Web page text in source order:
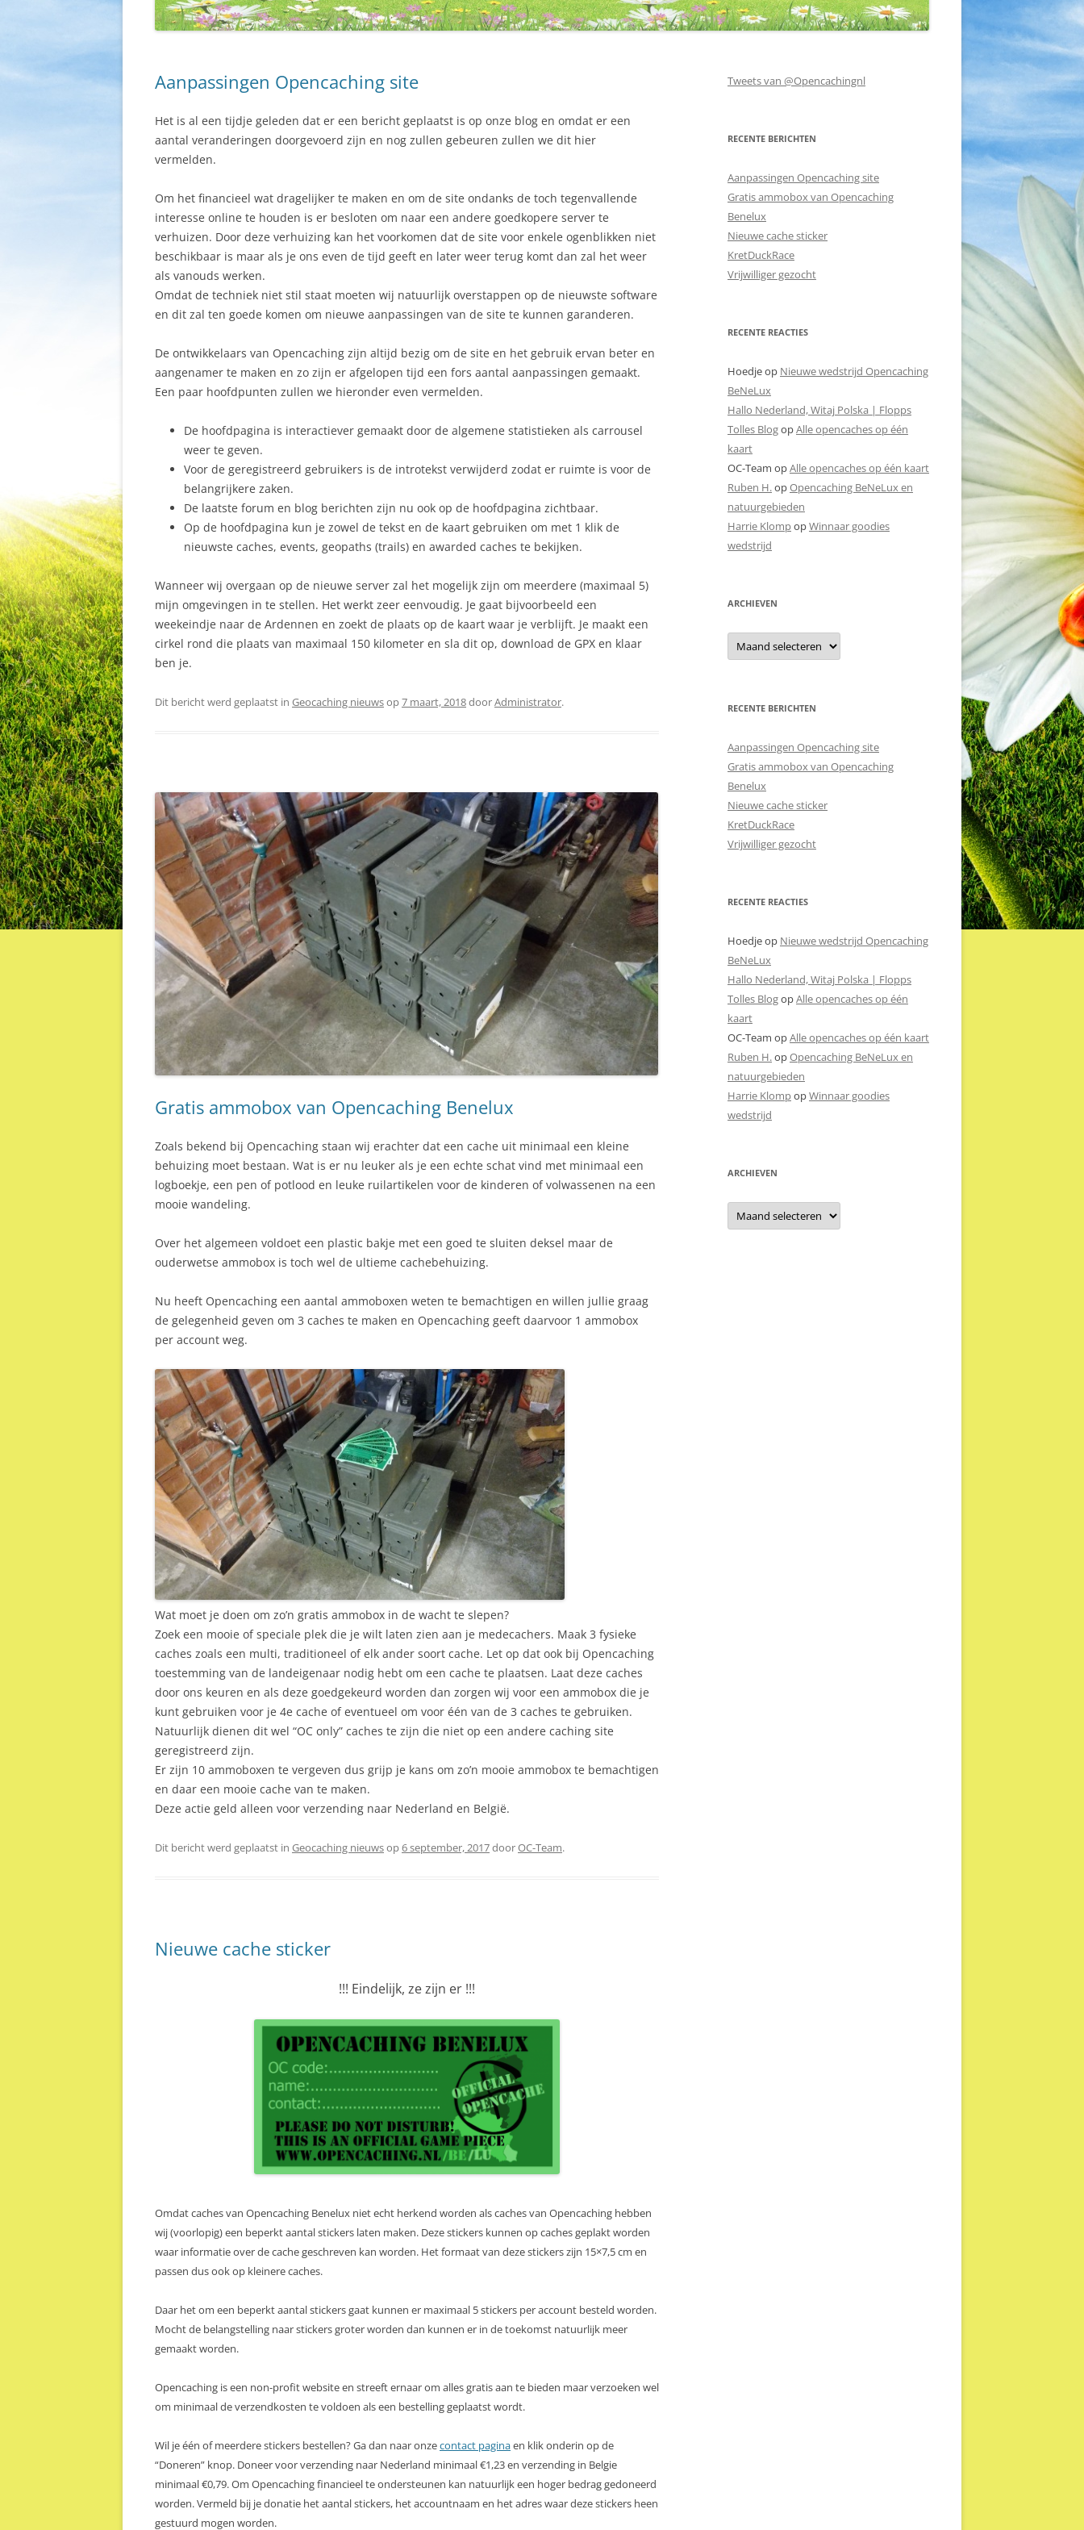
Aanpassingen Opencaching site
Het is al een tijdje geleden dat er een bericht geplaatst is op onze blog en omdat er een
aantal veranderingen doorgevoerd zijn en nog zullen gebeuren zullen we dit hier
vermelden.
Om het financieel wat dragelijker te maken en om de site ondanks de toch tegenvallende
interesse online te houden is er besloten om naar een andere goedkopere server te
verhuizen. Door deze verhuizing kan het voorkomen dat de site voor enkele ogenblikken niet
beschikbaar is maar als je ons even de tijd geeft en later weer terug komt dan zal het weer
als vanouds werken.
Omdat de techniek niet stil staat moeten wij natuurlijk overstappen op de nieuwste software
en dit zal ten goede komen om nieuwe aanpassingen van de site te kunnen garanderen.
De ontwikkelaars van Opencaching zijn altijd bezig om de site en het gebruik ervan beter en
aangenamer te maken en zo zijn er afgelopen tijd een fors aantal aanpassingen gemaakt.
Een paar hoofdpunten zullen we hieronder even vermelden.
De hoofdpagina is interactiever gemaakt door de algemene statistieken als carrousel
weer te geven.
Voor de geregistreerd gebruikers is de introtekst verwijderd zodat er ruimte is voor de
belangrijkere zaken.
De laatste forum en blog berichten zijn nu ook op de hoofdpagina zichtbaar.
Op de hoofdpagina kun je zowel de tekst en de kaart gebruiken om met 1 klik de
nieuwste caches, events, geopaths (trails) en awarded caches te bekijken.
Wanneer wij overgaan op de nieuwe server zal het mogelijk zijn om meerdere (maximaal 5)
mijn omgevingen in te stellen. Het werkt zeer eenvoudig. Je gaat bijvoorbeeld een
weekeindje naar de Ardennen en zoekt de plaats op de kaart waar je verblijft. Je maakt een
cirkel rond die plaats van maximaal 150 kilometer en sla dit op, download de GPX en klaar
ben je.
Dit bericht werd geplaatst in Geocaching nieuwsop7 maart, 2018doorAdministrator.
Gratis ammobox van Opencaching Benelux
Zoals bekend bij Opencaching staan wij erachter dat een cache uit minimaal een kleine
behuizing moet bestaan. Wat is er nu leuker als je een echte schat vind met minimaal een
logboekje, een pen of potlood en leuke ruilartikelen voor de kinderen of volwassenen na een
mooie wandeling.
Over het algemeen voldoet een plastic bakje met een goed te sluiten deksel maar de
ouderwetse ammobox is toch wel de ultieme cachebehuizing.
Nu heeft Opencaching een aantal ammoboxen weten te bemachtigen en willen jullie graag
de gelegenheid geven om 3 caches te maken en Opencaching geeft daarvoor 1 ammobox
per account weg.
Wat moet je doen om zo’n gratis ammobox in de wacht te slepen?
Zoek een mooie of speciale plek die je wilt laten zien aan je medecachers. Maak 3 fysieke
caches zoals een multi, traditioneel of elk ander soort cache. Let op dat ook bij Opencaching
toestemming van de landeigenaar nodig hebt om een cache te plaatsen. Laat deze caches
door ons keuren en als deze goedgekeurd worden dan zorgen wij voor een ammobox die je
kunt gebruiken voor je 4e cache of eventueel om voor één van de 3 caches te gebruiken.
Natuurlijk dienen dit wel “OC only” caches te zijn die niet op een andere caching site
geregistreerd zijn.
Er zijn 10 ammoboxen te vergeven dus grijp je kans om zo’n mooie ammobox te bemachtigen
en daar een mooie cache van te maken.
Deze actie geld alleen voor verzending naar Nederland en België.
Dit bericht werd geplaatst in Geocaching nieuwsop6 september, 2017doorOC-Team.
Nieuwe cache sticker
!!! Eindelijk, ze zijn er !!!
Omdat caches van Opencaching Benelux niet echt herkend worden als caches van Opencaching hebben
wij (voorlopig) een beperkt aantal stickers laten maken. Deze stickers kunnen op caches geplakt worden
waar informatie over de cache geschreven kan worden. Het formaat van deze stickers zijn 15×7,5 cm en
passen dus ook op kleinere caches.
Daar het om een beperkt aantal stickers gaat kunnen er maximaal 5 stickers per account besteld worden.
Mocht de belangstelling naar stickers groter worden dan kunnen er in de toekomst natuurlijk meer
gemaakt worden.
Opencaching is een non-profit website en streeft ernaar om alles gratis aan te bieden maar verzoeken wel
om minimaal de verzendkosten te voldoen als een bestelling geplaatst wordt.
Wil je één of meerdere stickers bestellen? Ga dan naar onzecontact paginaen klik onderin op de
“Doneren” knop. Doneer voor verzending naar Nederland minimaal €1,23 en verzending in Belgie
minimaal €0,79. Om Opencaching financieel te ondersteunen kan natuurlijk een hoger bedrag gedoneerd
worden. Vermeld bij je donatie het aantal stickers, het accountnaam en het adres waar deze stickers heen
gestuurd mogen worden.
Tweets van @Opencachingnl
RECENTE BERICHTEN
Aanpassingen Opencaching site
Gratis ammobox van Opencaching
Benelux
Nieuwe cache sticker
KretDuckRace
Vrijwilliger gezocht
RECENTE REACTIES
Hoedjeop Nieuwe wedstrijd Opencaching
BeNeLux
Hallo Nederland, Witaj Polska | Flopps
Tolles BlogopAlle opencaches op één
kaart
OC-Team opAlle opencaches op één kaart
Ruben H.opOpencaching BeNeLux en
natuurgebieden
Harrie KlompopWinnaar goodies
wedstrijd
ARCHIEVEN
Archieven
RECENTE BERICHTEN
Aanpassingen Opencaching site
Gratis ammobox van Opencaching
Benelux
Nieuwe cache sticker
KretDuckRace
Vrijwilliger gezocht
RECENTE REACTIES
Hoedjeop Nieuwe wedstrijd Opencaching
BeNeLux
Hallo Nederland, Witaj Polska | Flopps
Tolles BlogopAlle opencaches op één
kaart
OC-Team opAlle opencaches op één kaart
Ruben H.opOpencaching BeNeLux en
natuurgebieden
Harrie KlompopWinnaar goodies
wedstrijd
ARCHIEVEN
Archieven